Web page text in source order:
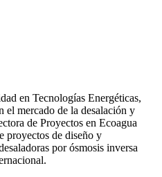
en Tecnologías Energéticas,
el mercado de la desalación y
de Proyectos en Ecoagua
proyectos de diseño y
por ósmosis inversa